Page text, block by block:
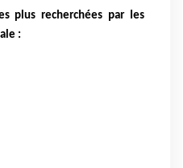
plus recherchées par les
: